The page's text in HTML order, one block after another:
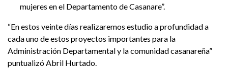
mujeres en el Departamento de Casanare”.
“En estos veinte días realizaremos estudio a profundidad a
cada uno de estos proyectos importantes para la
Administración Departamental y la comunidad casanareña”
puntualizó Abril Hurtado.